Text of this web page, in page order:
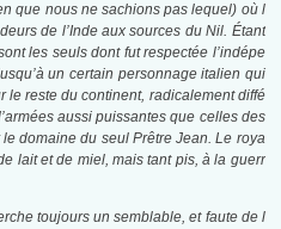
que nous ne sachions pas lequel) où l
de l’Inde aux sources du Nil. Étant
les seuls dont fut respectée l’indépe
un certain personnage italien qui
le reste du continent, radicalement diffé
aussi puissantes que celles des
domaine du seul Prêtre Jean. Le roya
lait et de miel, mais tant pis, à la guerr
toujours un semblable, et faute de l